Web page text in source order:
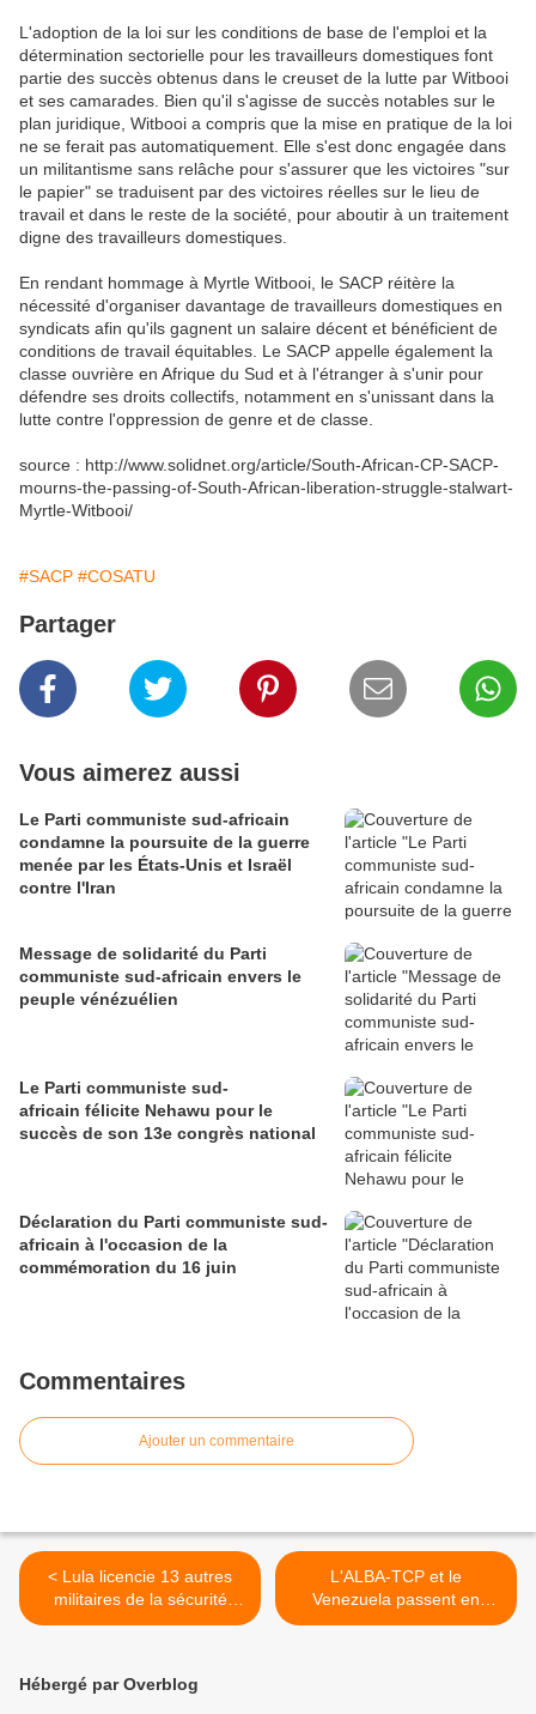
L'adoption de la loi sur les conditions de base de l'emploi et la
détermination sectorielle pour les travailleurs domestiques font
partie des succès obtenus dans le creuset de la lutte par Witbooi
et ses camarades. Bien qu'il s'agisse de succès notables sur le
plan juridique, Witbooi a compris que la mise en pratique de la loi
ne se ferait pas automatiquement. Elle s'est donc engagée dans
un militantisme sans relâche pour s'assurer que les victoires "sur
le papier" se traduisent par des victoires réelles sur le lieu de
travail et dans le reste de la société, pour aboutir à un traitement
digne des travailleurs domestiques.
En rendant hommage à Myrtle Witbooi, le SACP réitère la
nécessité d'organiser davantage de travailleurs domestiques en
syndicats afin qu'ils gagnent un salaire décent et bénéficient de
conditions de travail équitables. Le SACP appelle également la
classe ouvrière en Afrique du Sud et à l'étranger à s'unir pour
défendre ses droits collectifs, notamment en s'unissant dans la
lutte contre l'oppression de genre et de classe.
source : http://www.solidnet.org/article/South-African-CP-SACP-
mourns-the-passing-of-South-African-liberation-struggle-stalwart-
Myrtle-Witbooi/
#SACP #COSATU
Partager
Vous aimerez aussi
Le Parti communiste sud-africain
condamne la poursuite de la guerre
menée par les États-Unis et Israël
contre l'Iran
Message de solidarité du Parti
communiste sud-africain envers le
peuple vénézuélien
Le Parti communiste sud-
africain félicite Nehawu pour le
succès de son 13e congrès national
Déclaration du Parti communiste sud-
africain à l'occasion de la
commémoration du 16 juin
Commentaires
Ajouter un commentaire
< Lula licencie 13 autres
militaires de la sécurité
présidentielle au Brésil
L'ALBA-TCP et le
Venezuela passent en
revue les progrès et les
Hébergé par Overblog